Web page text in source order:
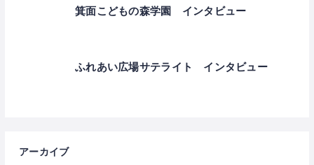
箕面こどもの森学園 インタビュー
ふれあい広場サテライト インタビュー
アーカイブ